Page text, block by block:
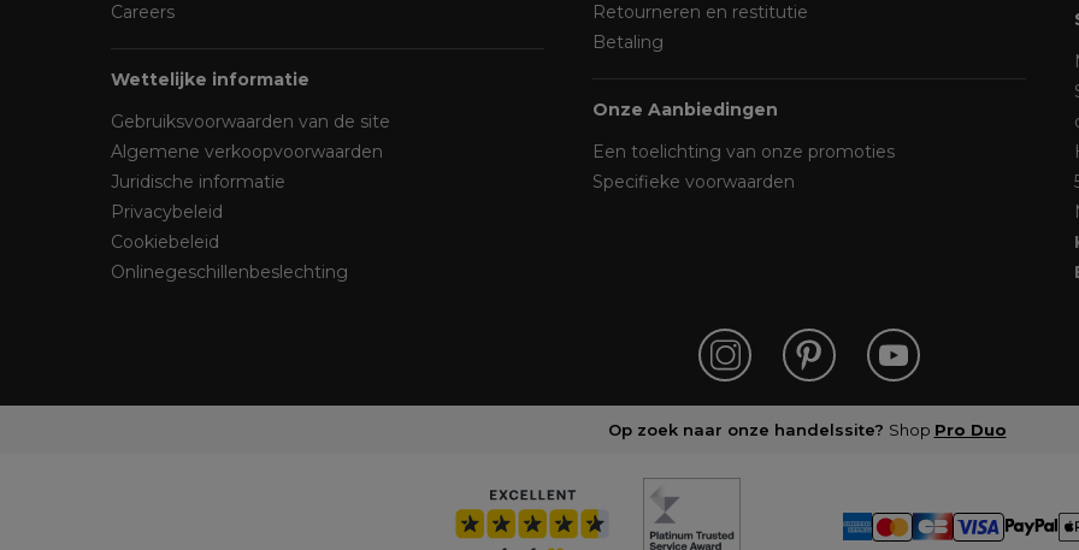
Careers
Wettelijke informatie
Gebruiksvoorwaarden van de site
Algemene verkoopvoorwaarden
Juridische informatie
Privacybeleid
Cookiebeleid
Onlinegeschillenbeslechting
Retourneren en restitutie
Betaling
Onze Aanbiedingen
Een toelichting van onze promoties
Specifieke voorwaarden
Op zoek naar onze handelssite? Shop Pro Duo